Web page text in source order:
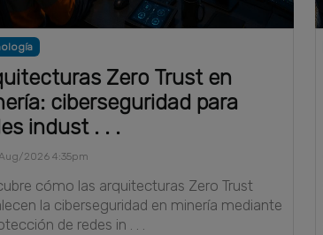
Zero Trust en
ciberseguridad para
indust . . .
2026 4:35pm
cómo las arquitecturas Zero Trust
la ciberseguridad en minería mediante
de redes in . . .